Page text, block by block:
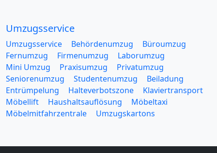
Umzugsservice
Umzugsservice Behördenumzug
Büroumzug
Fernumzug
Firmenumzug
Laborumzug
Mini Umzug
Praxisumzug
Privatumzug
Seniorenumzug
Studentenumzug
Beiladung
Entrümpelung
Halteverbotszone
Klaviertransport
Möbellift
Haushaltsauflösung
Möbeltaxi
Möbelmitfahrzentrale
Umzugskartons